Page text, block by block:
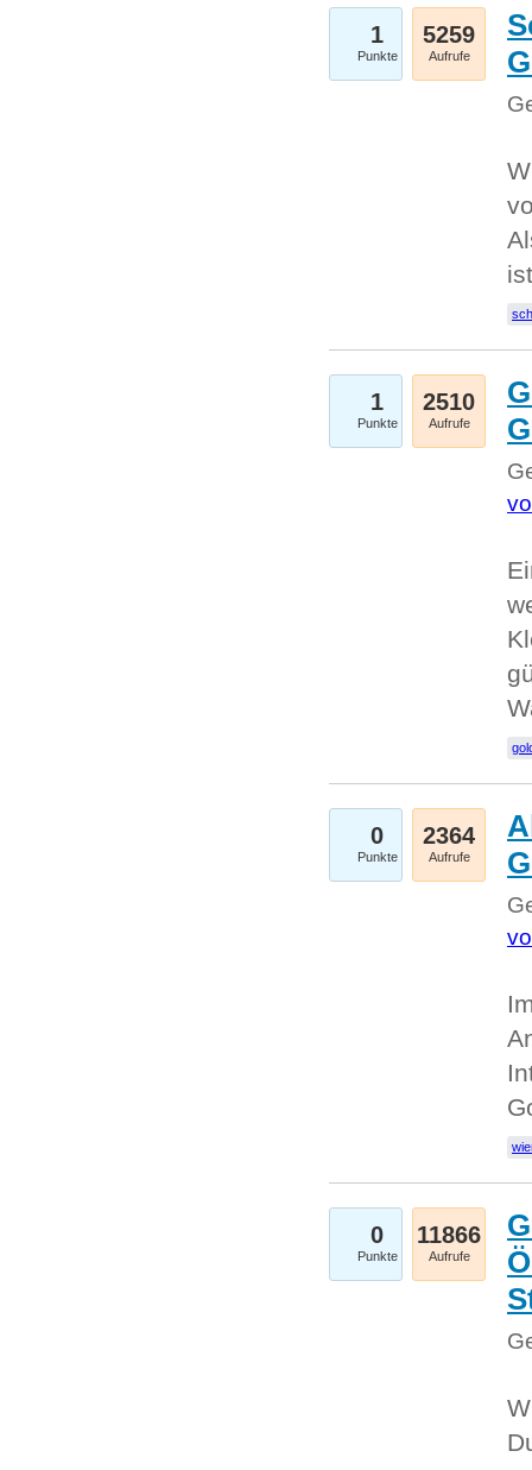
1
Punkte
5259
Aufrufe
1
Punkte
2510
Aufrufe
0
Punkte
2364
Aufrufe
0
Punkte
11866
Aufrufe